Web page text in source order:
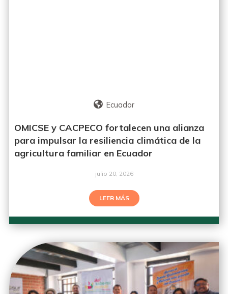
Ecuador
OMICSE y CACPECO fortalecen una alianza
para impulsar la resiliencia climática de la
agricultura familiar en Ecuador
julio 20, 2026
LEER MÁS